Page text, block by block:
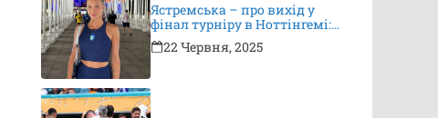
Ястремська – про вихід у
фінал турніру в Ноттінгемі:
це неймовірно, я дуже
вдячна за підтримку
22 Червня, 2025